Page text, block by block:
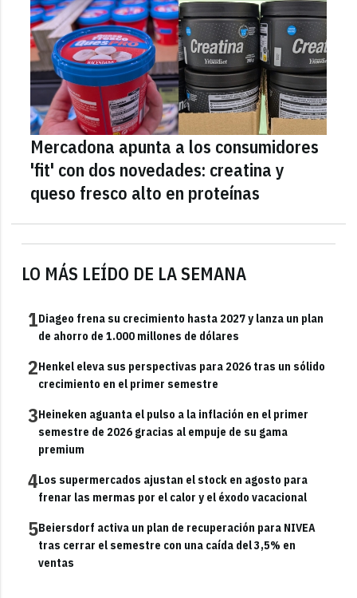
LO MÁS LEÍDO DE LA SEMANA
1Diageo frena su crecimiento hasta 2027 y lanza un plan
de ahorro de 1.000 millones de dólares
2Henkel eleva sus perspectivas para 2026 tras un sólido
crecimiento en el primer semestre
3Heineken aguanta el pulso a la inflación en el primer
semestre de 2026 gracias al empuje de su gama
premium
4Los supermercados ajustan el stock en agosto para
frenar las mermas por el calor y el éxodo vacacional
5Beiersdorf activa un plan de recuperación para NIVEA
tras cerrar el semestre con una caída del 3,5% en
ventas
Mercadona apunta a los consumidores
'fit' con dos novedades: creatina y
queso fresco alto en proteínas